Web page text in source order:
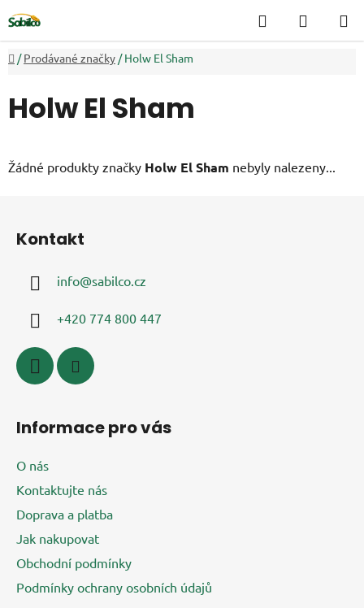
na
obsah
Hledat
KOŠÍK
Domů
/ Prodávané značky / Holw El Sham
Holw El Sham
Žádné produkty značky Holw El Sham nebyly nalezeny...
Kontakt
info@sabilco.cz
+420 774 800 447
Informace pro vás
O nás
Kontaktujte nás
Doprava a platba
Jak nakupovat
Obchodní podmínky
Podmínky ochrany osobních údajů